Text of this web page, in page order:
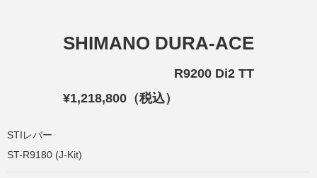
SHIMANO DURA-ACE
R9200 Di2 TT
¥1,218,800（税込）
STIレバー
ST-R9180 (J-Kit)